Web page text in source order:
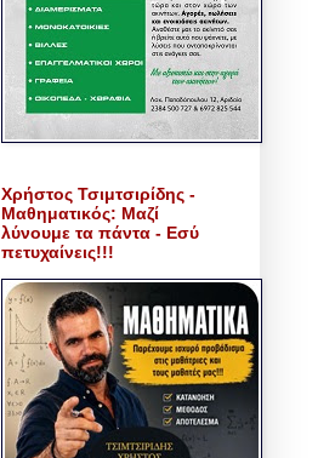
Χρήστος Τσιμτσιρίδης -
Μαθηματικός: Μαζί
λύνουμε τα πάντα - Εσύ
πετυχαίνεις!!!